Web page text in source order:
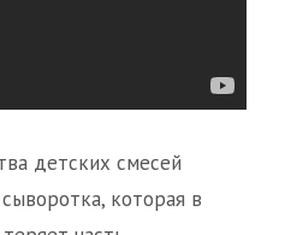
детских смесей
которая в